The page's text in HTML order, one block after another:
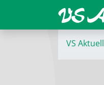
VS Aktuell